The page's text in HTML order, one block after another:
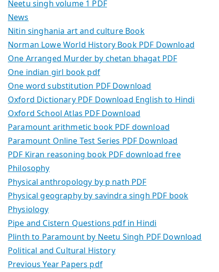
Neetu singh volume 1 PDF
News
Nitin singhania art and culture Book
Norman Lowe World History Book PDF Download
One Arranged Murder by chetan bhagat PDF
One indian girl book pdf
One word substitution PDF Download
Oxford Dictionary PDF Download English to Hindi
Oxford School Atlas PDF Download
Paramount arithmetic book PDF download
Paramount Online Test Series PDF Download
PDF Kiran reasoning book PDF download free
Philosophy
Physical anthropology by p nath PDF
Physical geography by savindra singh PDF book
Physiology
Pipe and Cistern Questions pdf in Hindi
Plinth to Paramount by Neetu Singh PDF Download
Political and Cultural History
Previous Year Papers pdf